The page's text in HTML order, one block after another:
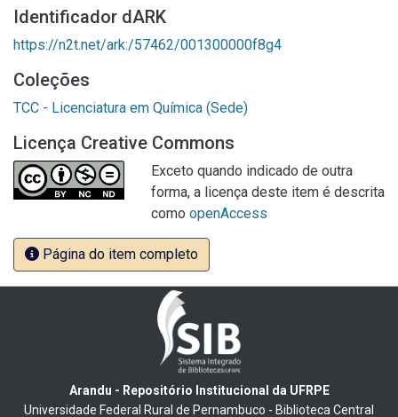
Identificador dARK
https://n2t.net/ark:/57462/001300000f8g4
Coleções
TCC - Licenciatura em Química (Sede)
Licença Creative Commons
Exceto quando indicado de outra
forma, a licença deste item é descrita
como openAccess
Página do item completo
Arandu - Repositório Institucional da UFRPE
Universidade Federal Rural de Pernambuco - Biblioteca Central